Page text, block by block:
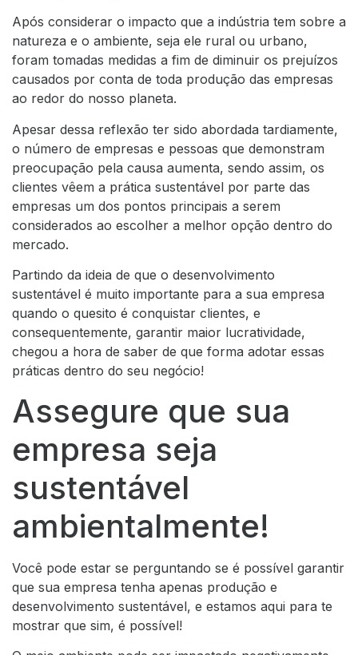
Após considerar o impacto que a indústria tem sobre a
natureza e o ambiente, seja ele rural ou urbano,
foram tomadas medidas a fim de diminuir os prejuízos
causados por conta de toda produção das empresas
ao redor do nosso planeta.
Apesar dessa reflexão ter sido abordada tardiamente,
o número de empresas e pessoas que demonstram
preocupação pela causa aumenta, sendo assim, os
clientes vêem a prática sustentável por parte das
empresas um dos pontos principais a serem
considerados ao escolher a melhor opção dentro do
mercado.
Partindo da ideia de que o desenvolvimento
sustentável é muito importante para a sua empresa
quando o quesito é conquistar clientes, e
consequentemente, garantir maior lucratividade,
chegou a hora de saber de que forma adotar essas
práticas dentro do seu negócio!
Assegure que sua
empresa seja
sustentável
ambientalmente!
Você pode estar se perguntando se é possível garantir
que sua empresa tenha apenas produção e
desenvolvimento sustentável, e estamos aqui para te
mostrar que sim, é possível!